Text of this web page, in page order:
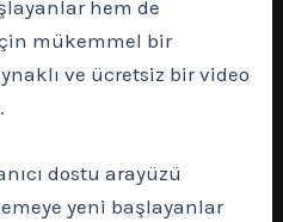
hem de
mükemmel bir
ve ücretsiz bir video
dostu arayüzü
yeni başlayanlar